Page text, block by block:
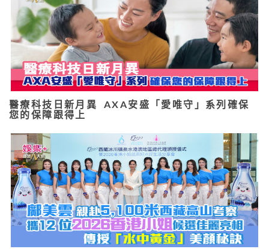
醫療科技日新月異 AXA安盛「愛唯守」系列確保
您的保障跟得上